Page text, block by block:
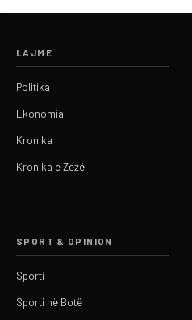
LAJME
Politika
Ekonomia
Kronika
Kronika e Zezë
SPORT & OPINION
Sporti
Sporti në Botë